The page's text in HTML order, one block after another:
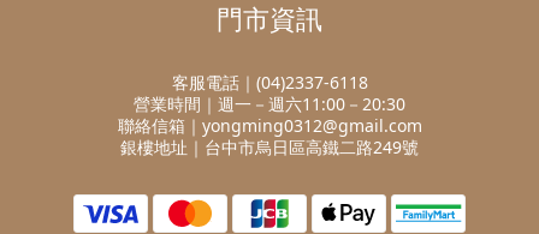
門市資訊
客服電話｜(04)2337-6118
營業時間｜週一－週六11:00－20:30
聯絡信箱｜yongming0312@gmail.com
銀樓地址｜台中市烏日區高鐵二路249號